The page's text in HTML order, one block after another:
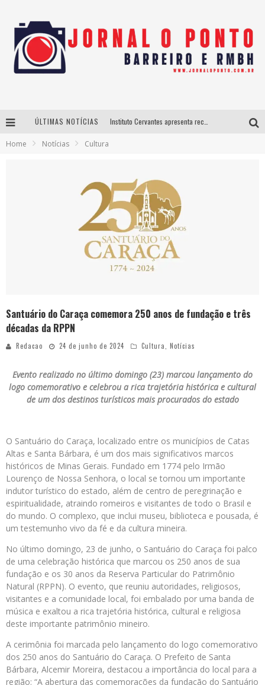
ÚLTIMAS NOTÍCIAS
Home Notícias Cultura
Santuário do Caraça comemora 250 anos de fundação e três
décadas da RPPN
Redacao 24 de junho de 2024 Cultura, Notícias
Evento realizado no último domingo (23) marcou lançamento do
logo comemorativo e celebrou a rica trajetória histórica e cultural
de um dos destinos turísticos mais procurados do estado
O Santuário do Caraça, localizado entre os municípios de Catas
Altas e Santa Bárbara, é um dos mais significativos marcos
históricos de Minas Gerais. Fundado em 1774 pelo Irmão
Lourenço de Nossa Senhora, o local se tornou um importante
indutor turístico do estado, além de centro de peregrinação e
espiritualidade, atraindo romeiros e visitantes de todo o Brasil e
do mundo. O complexo, que inclui museu, biblioteca e pousada, é
um testemunho vivo da fé e da cultura mineira.
No último domingo, 23 de junho, o Santuário do Caraça foi palco
de uma celebração histórica que marcou os 250 anos de sua
fundação e os 30 anos da Reserva Particular do Patrimônio
Natural (RPPN). O evento, que reuniu autoridades, religiosos,
visitantes e a comunidade local, foi embalado por uma banda de
música e exaltou a rica trajetória histórica, cultural e religiosa
deste importante patrimônio mineiro.
A cerimônia foi marcada pelo lançamento do logo comemorativo
dos 250 anos do Santuário do Caraça. O Prefeito de Santa
Bárbara, Alcemir Moreira, destacou a importância do local para a
região: “A abertura das comemorações da fundação do Santuário